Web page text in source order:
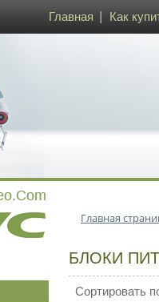
Главная Как
Главная
БЛОКИ
Сортировать